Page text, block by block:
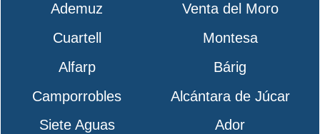
Ademuz
Venta del Moro
Cuartell
Montesa
Alfarp
Bárig
Camporrobles
Alcántara de Júcar
Siete Aguas
Ador